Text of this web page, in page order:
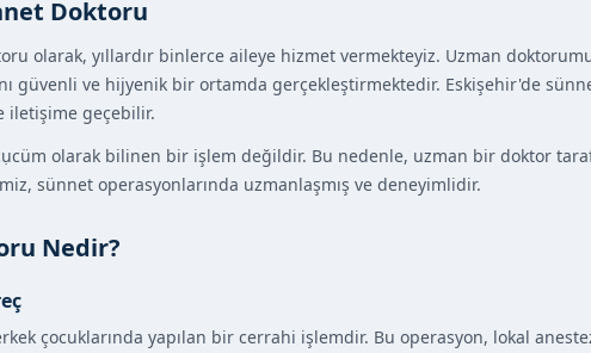
Doktoru
olarak, yıllardır binlerce aileye hizmet vermekteyiz. Uzman
güvenli ve hijyenik bir ortamda gerçekleştirmektedir. Eskişehir'de
iletişime geçebilir.
olarak bilinen bir işlem değildir. Bu nedenle, uzman bir doktor
sünnet operasyonlarında uzmanlaşmış ve deneyimlidir.
Nedir?
çocuklarında yapılan bir cerrahi işlemdir. Bu operasyon, lokal